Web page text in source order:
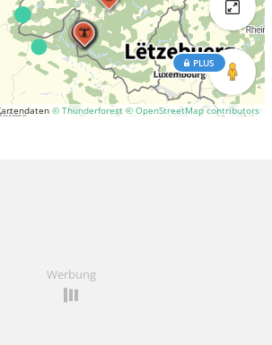
© Thunderforest © OpenStreetMap contributors
PLUS
Werbung